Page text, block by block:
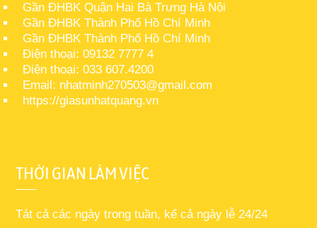
Gần ĐHBK Quận Hai Bà Trưng Hà Nội
Gần ĐHBK Thành Phố Hồ Chí Minh
Gần ĐHBK Thành Phố Hồ Chí Minh
Điện thoại: 09132 7777 4
Điện thoại: 033 607.4200
Email: nhatminh270503@gmail.com
https://giasunhatquang.vn
THỜI GIAN LÀM VIỆC
Tát cả các ngày trong tuần, kể cả ngày lễ 24/24